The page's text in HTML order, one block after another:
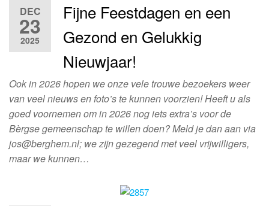
DEC
23
2025
Fijne Feestdagen en een
Gezond en Gelukkig
Nieuwjaar!
Ook in 2026 hopen we onze vele trouwe bezoekers weer
van veel nieuws en foto’s te kunnen voorzien! Heeft u als
goed voornemen om in 2026 nog iets extra’s voor de
Bèrgse gemeenschap te willen doen? Meld je dan aan via
jos@berghem.nl; we zijn gezegend met veel vrijwilligers,
maar we kunnen…